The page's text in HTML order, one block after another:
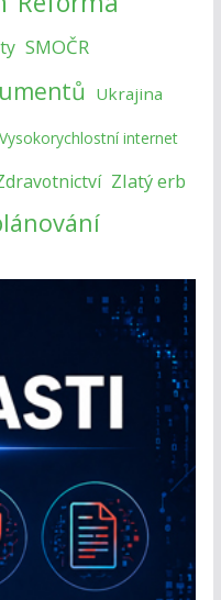
SMOČR
Ukrajina
Vysokorychlostní internet
Zlatý erb